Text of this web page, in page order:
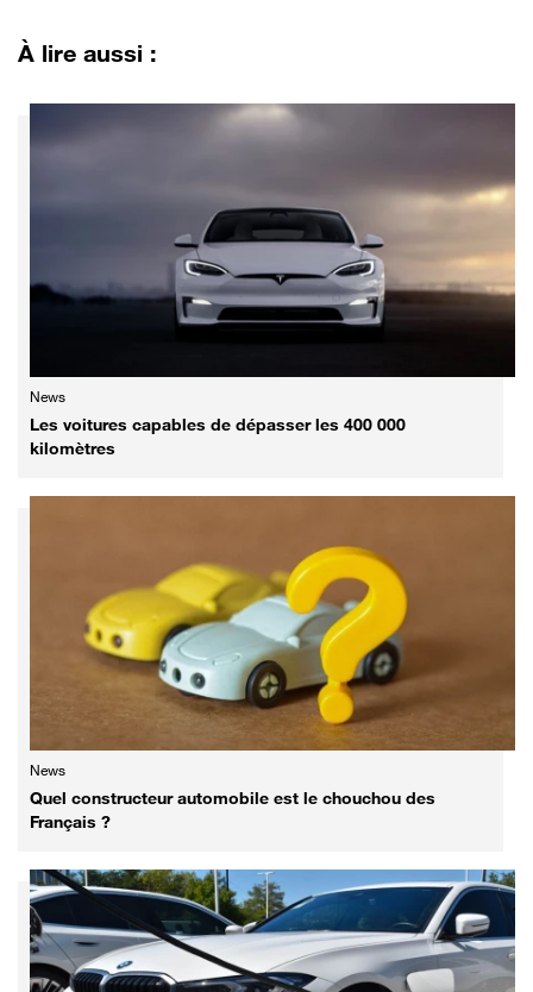
À lire aussi :
News
Les voitures capables de dépasser les 400 000
kilomètres
News
Quel constructeur automobile est le chouchou des
Français ?